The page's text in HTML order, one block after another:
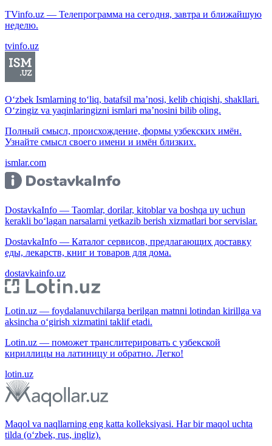
TVinfo.uz — Телепрограмма на сегодня, завтра и ближайшую
неделю.
tvinfo.uz
O‘zbek Ismlarning to‘liq, batafsil ma’nosi, kelib chiqishi, shakllari.
O‘zingiz va yaqinlaringizni ismlari ma’nosini bilib oling.
Полный смысл, происхождение, формы узбекских имён.
Узнайте смысл своего имени и имён близких.
ismlar.com
DostavkaInfo — Taomlar, dorilar, kitoblar va boshqa uy uchun
kerakli bo‘lagan narsalarni yetkazib berish xizmatlari bor servislar.
DostavkaInfo — Каталог сервисов, предлагающих доставку
еды, лекарств, книг и товаров для дома.
dostavkainfo.uz
Lotin.uz — foydalanuvchilarga berilgan matnni lotindan kirillga va
aksincha o‘girish xizmatini taklif etadi.
Lotin.uz — поможет транслитерировать с узбекской
кириллицы на латиницу и обратно. Легко!
lotin.uz
Maqol va naqllarning eng katta kolleksiyasi. Har bir maqol uchta
tilda (o‘zbek, rus, ingliz).